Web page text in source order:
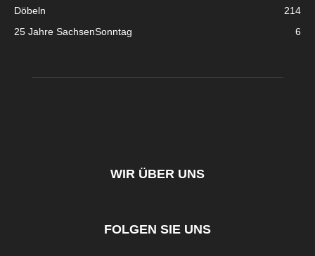
Döbeln
214
25 Jahre SachsenSonntag
6
WIR ÜBER UNS
FOLGEN SIE UNS